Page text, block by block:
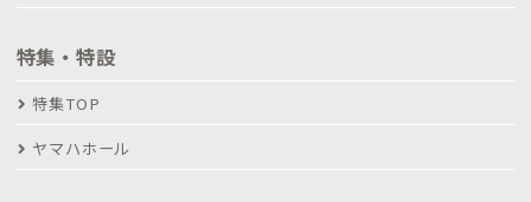
特集・特設
特集TOP
ヤマハホール